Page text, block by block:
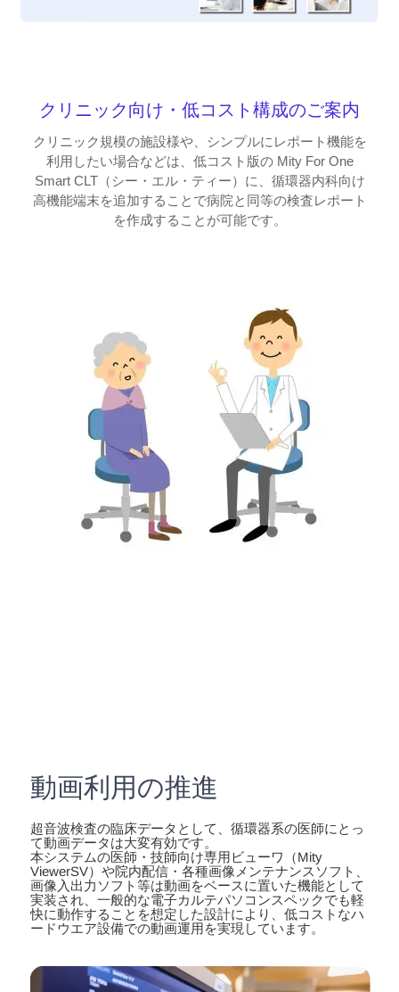
クリニック向け・低コスト構成のご案内
クリニック規模の施設様や、シンプルにレポート機能を
利用したい場合などは、低コスト版の Mity For One
Smart CLT（シー・エル・ティー） に、循環器内科向け
高機能端末を追加することで病院と同等の検査レポート
を作成することが可能です。
動画利用の推進
超音波検査の臨床データとして、循環器系の医師にとっ
て動画データは大変有効です。
本システムの医師・技師向け専用ビューワ（Mity
ViewerSV）や院内配信・各種画像メンテナンスソフト、
画像入出力ソフト等は動画をベースに置いた機能として
実装され、一般的な電子カルテパソコンスペックでも軽
快に動作することを想定した設計により、低コストなハ
ードウエア設備での動画運用を実現しています。